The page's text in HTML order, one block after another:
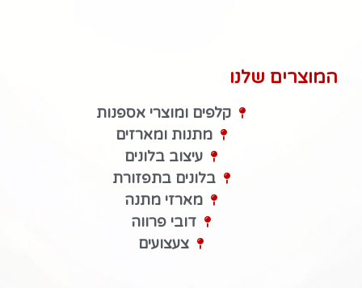
המוצרים שלנו
קלפים ומוצרי אספנות
מתנות ומארזים
עיצוב בלונים
בלונים בתפזורת
מארזי מתנה
דובי פרווה
צעצועים